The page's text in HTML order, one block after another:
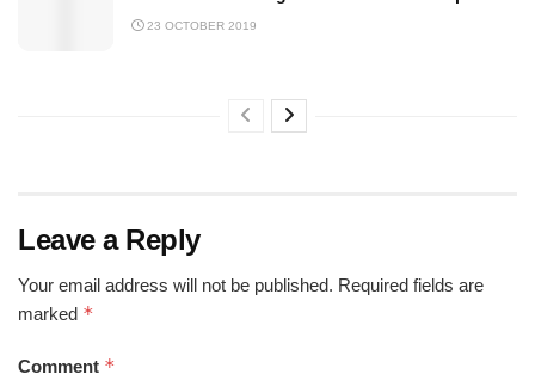
23 OCTOBER 2019
Leave a Reply
Your email address will not be published. Required fields are
marked *
Comment *